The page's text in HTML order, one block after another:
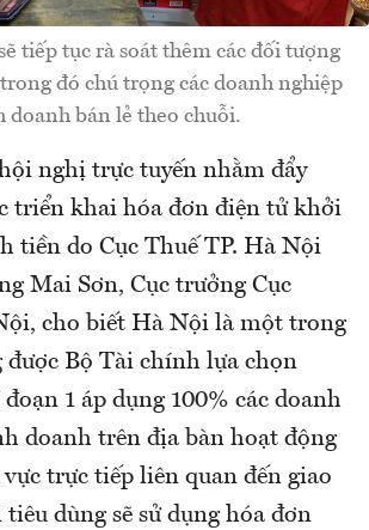
tiếp tục rà soát thêm các đối tượng
đó chú trọng các doanh nghiệp
doanh bán lẻ theo chuỗi.
nghị trực tuyến nhằm đẩy
triển khai hóa đơn điện tử khởi
tiền do Cục Thuế TP. Hà Nội
Mai Sơn, Cục trưởng Cục
cho biết Hà Nội là một trong
được Bộ Tài chính lựa chọn
1 áp dụng 100% các doanh
doanh trên địa bàn hoạt động
trực tiếp liên quan đến giao
dùng sẽ sử dụng hóa đơn